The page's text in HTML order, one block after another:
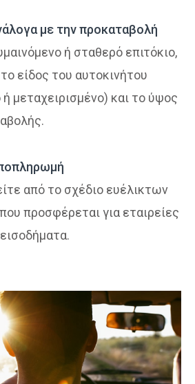
με την προκαταβολή
ή σταθερό επιτόκιο,
είδος του αυτοκινήτου
ή μεταχειρισμένο) και το ύψος
από το σχέδιο ευέλικτων
προσφέρεται για εταιρείες